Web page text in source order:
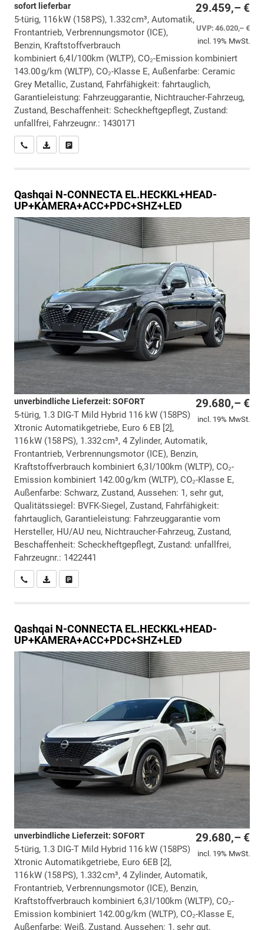
29.459,– €
UVP:46.020,– €
incl. 19% MwSt.
sofort lieferbar
5-türig, 116 kW (158 PS), 1.332 cm³, Automatik,
Frontantrieb, Verbrennungsmotor (ICE),
Benzin, Kraftstoffverbrauch
kombiniert 6,4 l/100km (WLTP), CO₂-Emission kombiniert
143.00 g/km (WLTP), CO₂-Klasse E, Außenfarbe: Ceramic
Grey Metallic, Zustand, Fahrfähigkeit: fahrtauglich,
Garantieleistung: Fahrzeuggarantie, Nichtraucher-Fahrzeug,
Zustand, Beschaffenheit: Scheckheftgepflegt, Zustand:
unfallfrei, Fahrzeugnr.: 1430171
Wir rufen Sie anPDF-Datei, Fahrzeugexposé drucken
Qashqai N-CONNECTA EL.HECKKL+HEAD-
UP+KAMERA+ACC+PDC+SHZ+LED
29.680,– €
incl. 19% MwSt.
unverbindliche Lieferzeit: SOFORT
5-türig, 1.3 DIG-T Mild Hybrid 116 kW (158PS)
Xtronic Automatikgetriebe, Euro 6 EB [2],
116 kW (158 PS), 1.332 cm³, 4 Zylinder, Automatik,
Frontantrieb, Verbrennungsmotor (ICE), Benzin,
Kraftstoffverbrauch kombiniert 6,3 l/100km (WLTP), CO₂-
Emission kombiniert 142.00 g/km (WLTP), CO₂-Klasse E,
Außenfarbe: Schwarz, Zustand, Aussehen: 1, sehr gut,
Qualitätssiegel: BVFK-Siegel, Zustand, Fahrfähigkeit:
fahrtauglich, Garantieleistung: Fahrzeuggarantie vom
Hersteller, HU/AU neu, Nichtraucher-Fahrzeug, Zustand,
Beschaffenheit: Scheckheftgepflegt, Zustand: unfallfrei,
Fahrzeugnr.: 1422441
Wir rufen Sie anPDF-Datei, Fahrzeugexposé drucken
Qashqai N-CONNECTA EL.HECKKL+HEAD-
UP+KAMERA+ACC+PDC+SHZ+LED
29.680,– €
incl. 19% MwSt.
unverbindliche Lieferzeit: SOFORT
5-türig, 1.3 DIG-T Mild Hybrid 116 kW (158PS)
Xtronic Automatikgetriebe, Euro 6EB [2],
116 kW (158 PS), 1.332 cm³, 4 Zylinder, Automatik,
Frontantrieb, Verbrennungsmotor (ICE), Benzin,
Kraftstoffverbrauch kombiniert 6,3 l/100km (WLTP), CO₂-
Emission kombiniert 142.00 g/km (WLTP), CO₂-Klasse E,
Außenfarbe: Weiß, Zustand, Aussehen: 1, sehr gut,